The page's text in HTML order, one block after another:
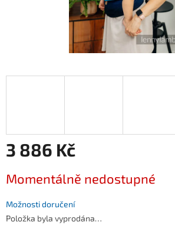
3 886 Kč
cena:
Momentálně nedostupné
Možnosti doručení
Položka byla vyprodána…